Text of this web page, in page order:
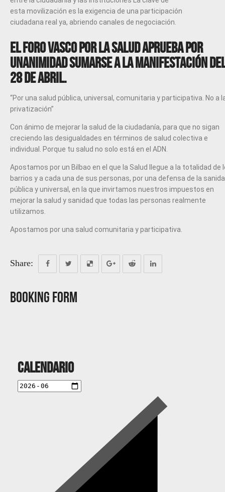
esta movilización es la exigencia de una participación
ciudadana real ya, abriendo canales de negociación.
El Foro Vasco por la Salud aprueba por
unanimidad sumarse a la manifestación
28 de Abril.
“Por una salud pública, universal, comunitaria y participativa. No a
privatización”
Con ánimo de mejorar la salud de la ciudadanía, para que no sigan
creciendo las desigualdades en términos de salud colectiva e
individual. Porque tu salud no solo está en el ADN.
Apostamos por un Bilbao en el que la Salud llegue a la totalidad de
barrios y a cada una de sus personas, por una defensa de la
pública y universal, en la que invirtamos nuestros impuestos en
mejorar la salud y sanidad que todas las personas realmente
utilizamos.
Apostamos por una salud comunitaria y participativa.
Share:
Booking Form
Calendario